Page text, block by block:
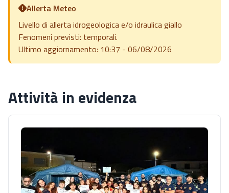
Allerta Meteo
Livello di allerta idrogeologica e/o idraulica giallo
Fenomeni previsti: temporali.
Ultimo aggiornamento: 10:37 - 06/08/2026
Attività in evidenza